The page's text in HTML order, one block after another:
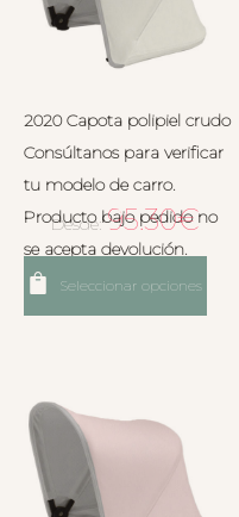
2020 Capota polipiel crudo
Consúltanos para verificar
tu modelo de carro.
Producto bajo pedido no
se acepta devolución.
Desde:95.30€
Seleccionar opciones